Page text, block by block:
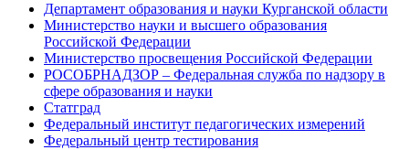
Департамент образования и науки Курганской области
Министерство науки и высшего образования
Российской Федерации
Министерство просвещения Российской Федерации
РОСОБРНАДЗОР – Федеральная служба по надзору в
сфере образования и науки
Статград
Федеральный институт педагогических измерений
Федеральный центр тестирования